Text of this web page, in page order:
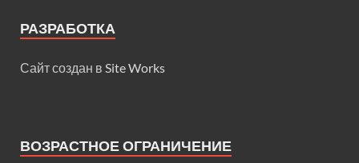
РАЗРАБОТКА
Сайт создан в Site Works
ВОЗРАСТНОЕ ОГРАНИЧЕНИЕ